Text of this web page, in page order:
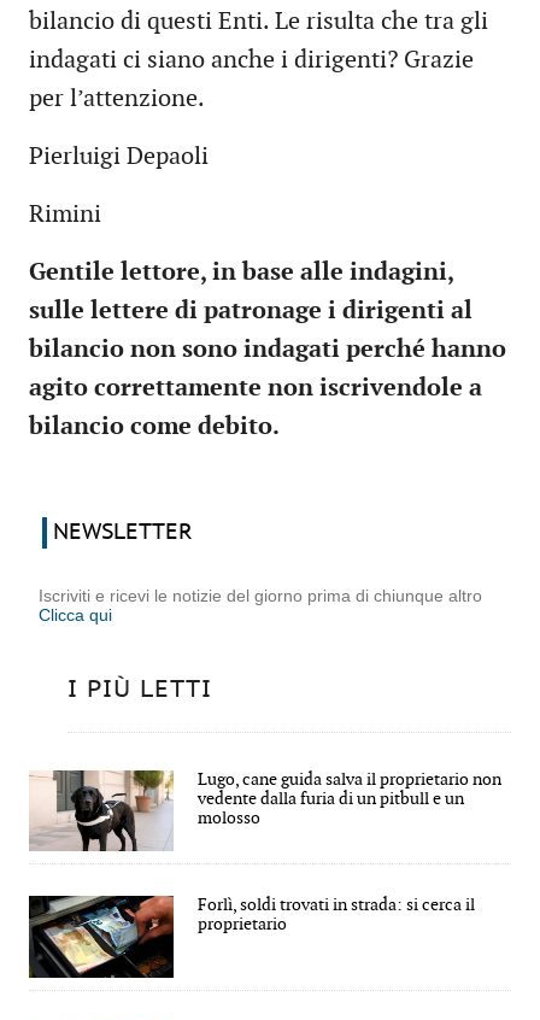
bilancio di questi Enti. Le risulta che tra gli
indagati ci siano anche i dirigenti? Grazie
per l’attenzione.
Pierluigi Depaoli
Rimini
Gentile lettore, in base alle indagini,
sulle lettere di patronage i dirigenti al
bilancio non sono indagati perché hanno
agito correttamente non iscrivendole a
bilancio come debito.
NEWSLETTER
Iscriviti e ricevi le notizie del giorno prima di chiunque altro
Clicca qui
I PIÙ LETTI
Lugo, cane guida salva il proprietario non
vedente dalla furia di un pitbull e un
molosso
Forlì, soldi trovati in strada: si cerca il
proprietario